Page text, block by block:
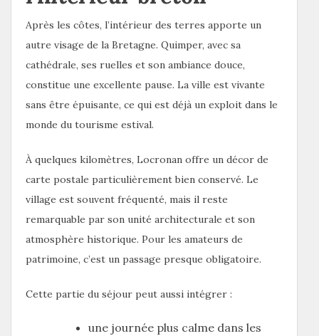
Après les côtes, l’intérieur des terres apporte un
autre visage de la Bretagne. Quimper, avec sa
cathédrale, ses ruelles et son ambiance douce,
constitue une excellente pause. La ville est vivante
sans être épuisante, ce qui est déjà un exploit dans le
monde du tourisme estival.
À quelques kilomètres, Locronan offre un décor de
carte postale particulièrement bien conservé. Le
village est souvent fréquenté, mais il reste
remarquable par son unité architecturale et son
atmosphère historique. Pour les amateurs de
patrimoine, c’est un passage presque obligatoire.
Cette partie du séjour peut aussi intégrer :
une journée plus calme dans les